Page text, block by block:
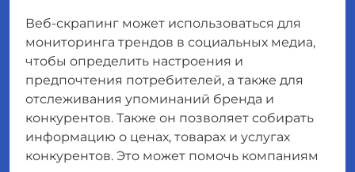
Веб-скрапинг может использоваться для
мониторинга трендов в социальных медиа,
чтобы определить настроения и
предпочтения потребителей, а также для
отслеживания упоминаний бренда и
конкурентов. Также он позволяет собирать
информацию о ценах, товарах и услугах
конкурентов. Это может помочь компаниям